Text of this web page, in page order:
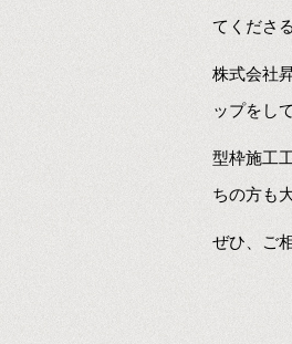
てくださ
株式会社
ップをし
型枠施工
ちの方も
ぜひ、ご